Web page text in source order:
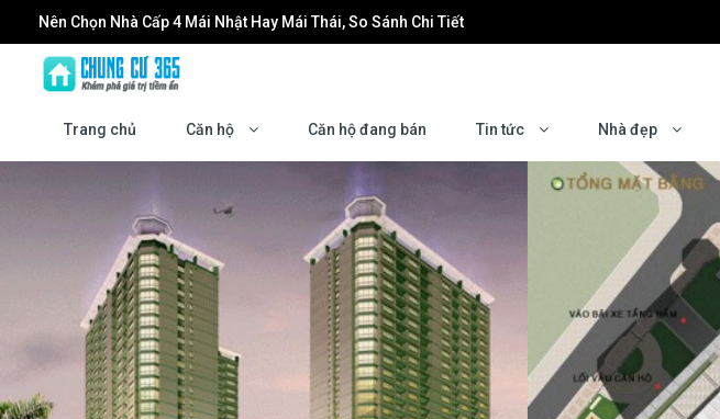
Nên Chọn Nhà Cấp 4 Mái Nhật Hay Mái Thái, So Sánh Chi Tiết
Đầu tư Forestia Park: Cơ hội tăng trưởng cùng sự phát triển của khu Đông Hà Nội
Masteri Grand Coast: Biểu tượng sống mới tại trung tâm Vinhomes Ocean Park 2
Trang chủ Căn hộ Căn hộ đang bán Tin tức Nhà đẹp